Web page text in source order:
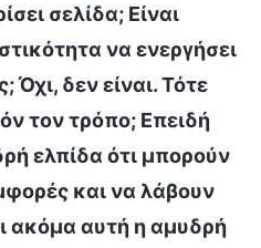
σελίδα; Είναι
να ενεργήσει
δεν είναι. Τότε
τον τρόπο; Επειδή
ελπίδα ότι μπορούν
και να λάβουν
ακόμα αυτή η αμυδρή